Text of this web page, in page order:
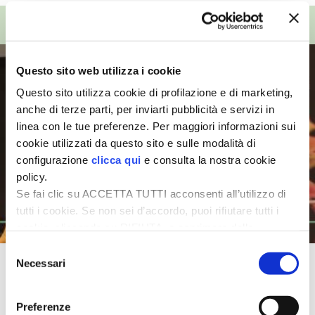
Questo sito web utilizza i cookie
Questo sito utilizza cookie di profilazione e di marketing,
anche di terze parti, per inviarti pubblicità e servizi in
linea con le tue preferenze. Per maggiori informazioni sui
cookie utilizzati da questo sito e sulle modalità di
configurazione clicca qui e consulta la nostra cookie
policy.
Se fai clic su ACCETTA TUTTI acconsenti all’utilizzo di
tutti i cookie. Se non sei d’accordo, puoi rifiutare tutti i
desideri accettare e cliccando ACCETTA SELEZIONATI.
delNecessari
Preferenze
I PARTNER DI VITA IN CAMPAGNA
RASIKAL
BIOGENTS
L’apicoltura familiare secondo